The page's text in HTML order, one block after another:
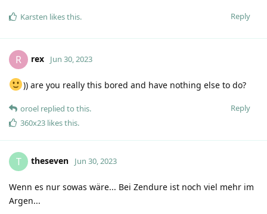
Reply
Karsten likes this.
R rex Jun 30, 2023
)) are you really this bored and have nothing else to do?
Reply
oroel replied to this.
360x23 likes this.
T theseven Jun 30, 2023
Wenn es nur sowas wäre... Bei Zendure ist noch viel mehr im
Argen...